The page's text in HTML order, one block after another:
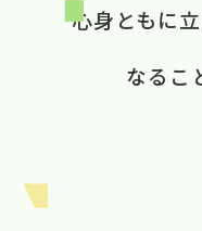
心身ともに​
なる​こ